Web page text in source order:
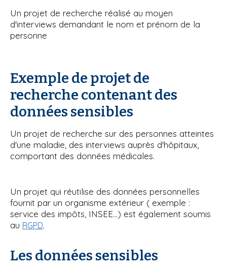
Un projet de recherche réalisé au moyen
d'interviews demandant le nom et prénom de la
personne
Exemple de projet de
recherche contenant des
données sensibles
Un projet de recherche sur des personnes atteintes
d'une maladie, des interviews auprès d'hôpitaux,
comportant des données médicales.
Un projet qui réutilise des données personnelles
fournit par un organisme extérieur ( exemple :
service des impôts, INSEE...) est également soumis
au RGPD.
Les données sensibles